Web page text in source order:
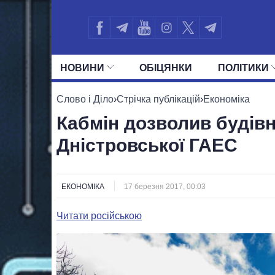
НОВИНИ ОБIЦЯНКИ ПОЛIТИКИ
УСІ ПОЛІТИКИ ПРЕЗИДЕНТ І ОФІС
Слово і Діло›Стрічка публікацій›Економіка
Кабмін дозволив
Дністровської ГАЕС
ЕКОНОМІКА 17 березня 2017, 00:03
Читати російською